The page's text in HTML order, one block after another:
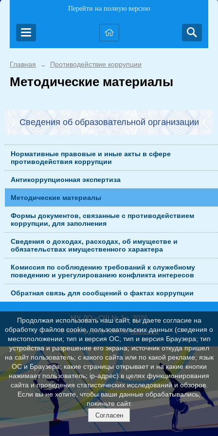
Перейти на полную версию
Главная → Противодействие коррупции
Методические материалы
Сведения об образовательной организации
Нормативные правовые и иные акты в сфере
противодействия коррупции
Антикоррупционная экспертиза
Методические материалы
Формы документов, связанные с противодействием
коррупции, для заполнения
Сведения о доходах, расходах, об имуществе и
обязательствах имущественного характера
Комиссия по соблюдению требований к служебному
поведению и урегулированию конфликта интересов
Обратная связь для сообщений о фактах коррупции
МУ ДО «СШ № 1», 2026
© Конструктор сайтовNubex.ru
Продолжая использовать наш сайт, вы даете согласие на
обработку файлов cookie, пользовательских данных (сведения о
местоположении; тип и версия ОС; тип и версия Браузера; тип
устройства и разрешение его экрана; источник откуда пришел
на сайт пользователь; с какого сайта или по какой рекламе; язык
ОС и Браузера; какие страницы открывает и на какие кнопки
нажимает пользователь; ip-адрес) в целях функционирования
сайта и проведения статистических исследований и обзоров.
Если вы не хотите, чтобы ваши данные обрабатывались,
покиньте сайт.
Согласен